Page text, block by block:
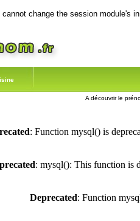
change the session module's
A découvrir le
: Function mysql() is
: mysql(): This function is
Deprecated: Function